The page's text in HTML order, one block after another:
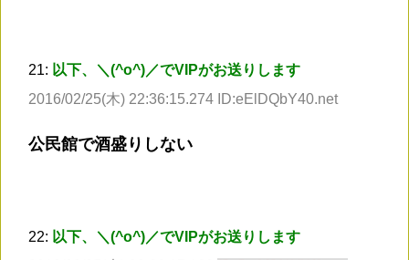
21: 以下、＼(^o^)／でVIPがお送りします
2016/02/25(木) 22:36:15.274 ID:eElDQbY40.net
公民館で酒盛りしない
22: 以下、＼(^o^)／でVIPがお送りします